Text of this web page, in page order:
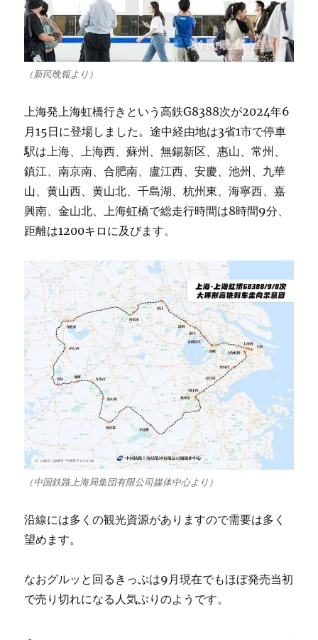
殺
害
事
件
て
へ
の
（新民晩報より）
上海発上海虹橋行きという高鉄G8388次が2024年6
月15日に登場しました。途中経由地は3省1市で停車
駅は上海、上海西、蘇州、無錫新区、惠山、常州、
鎮江、南京南、合肥南、盧江西、安慶、池州、九華
山、黄山西、黄山北、千島湖、杭州東、海寧西、嘉
興南、金山北、上海虹橋で総走行時間は8時間9分、
距離は1200キロに及びます。
（中国鉄路上海局集団有限公司媒体中心より）
沿線には多くの観光資源がありますので需要は多く
望めます。
なおグルッと回るきっぷは9月現在でもほぼ発売当初
で売り切れになる人気ぶりのようです。